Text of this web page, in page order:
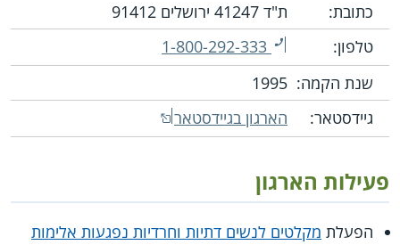
כתובת:
ת"ד 41247 ירושלים 91412
טלפון:
1-800-292-333
שנת הקמה: 1995
גיידסטאר:
הארגון בגיידסטאר
פעילות הארגון
הפעלת מקלטים לנשים דתיות וחרדיות נפגעות אלימות